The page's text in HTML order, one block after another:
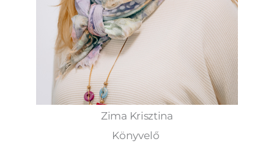
Zima Krisztina
Könyvelő